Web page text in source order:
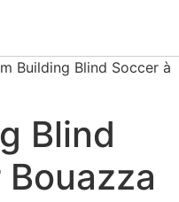
Building Blind Soccer à
Blind